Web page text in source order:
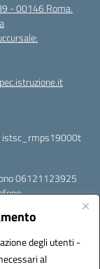
degli utenti -
al
- 00146 Roma.
istsc_rmps19000t
06121123925